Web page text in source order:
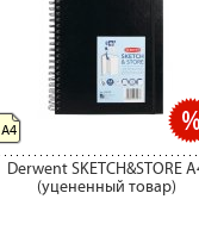
Derwent SKETCH&STORE
(уцененный товар)
А4